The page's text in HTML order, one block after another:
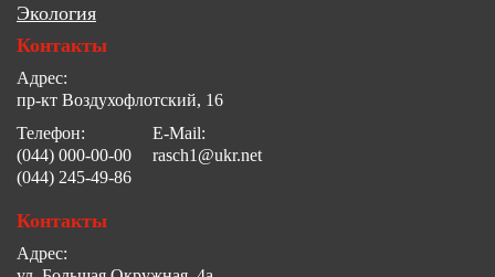
Экология
Контакты
Адрес:
пр-кт Воздухофлотский, 16
Телефон:
(044) 000-00-00
(044) 245-49-86
E-Mail:
rasch1@ukr.net
Контакты
Адрес: